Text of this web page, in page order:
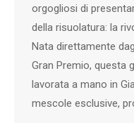
orgogliosi di
della risuolatura: la
Nata direttamente
Gran Premio, questa
lavorata a mano in
mescole esclusive,